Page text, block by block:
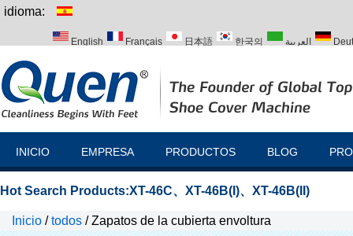
idioma:
English Français 日本語 한국의 العربية
INICIO EMPRESA PRODUCTOS BLOG
Hot Search Products:XT-46C、 XT-46B(I)、 XT-46B(II)
Inicio /todos /Zapatos de la cubierta envoltura